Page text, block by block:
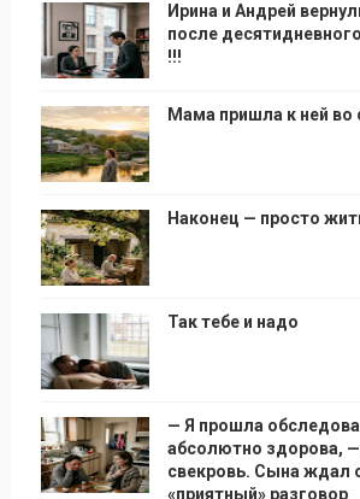
Ирина и Андрей
после
!!!
Мама пришла к ней во
Наконец — просто
Так тебе и надо
— Я прошла
абсолютно здорова,
свекровь. Сына ждал
«приятный» разговор